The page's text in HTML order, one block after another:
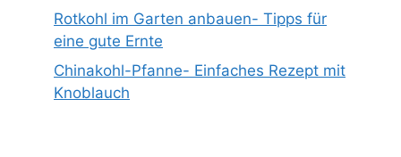
Rotkohl im Garten anbauen- Tipps für
eine gute Ernte
Chinakohl-Pfanne- Einfaches Rezept mit
Knoblauch